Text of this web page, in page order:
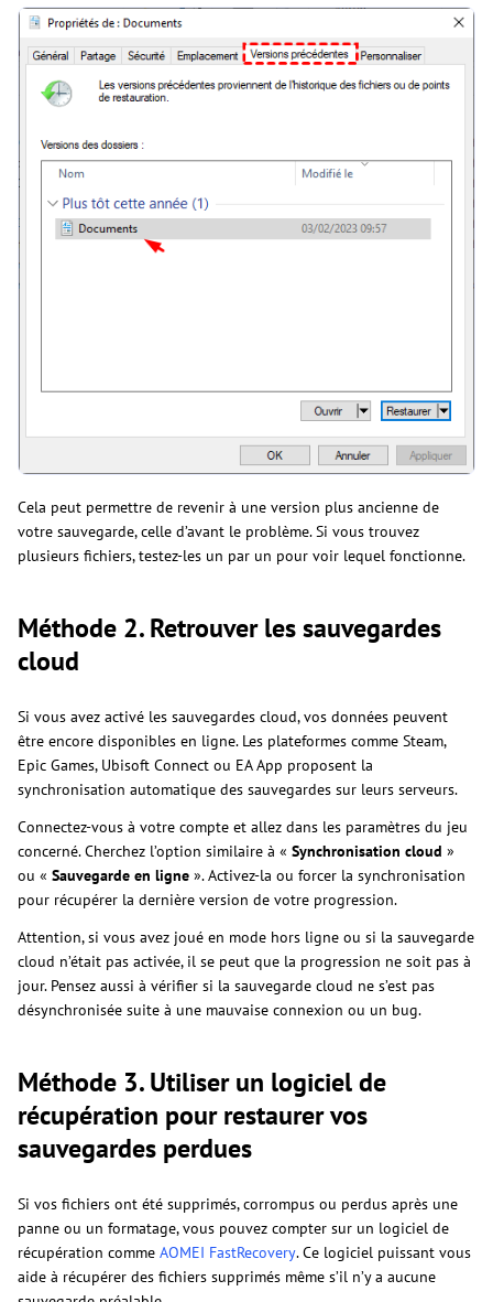
Cela peut permettre de revenir à une version plus ancienne de
votre sauvegarde, celle d’avant le problème. Si vous trouvez
plusieurs fichiers, testez-les un par un pour voir lequel fonctionne.
Méthode 2. Retrouver les sauvegardes
cloud
Si vous avez activé les sauvegardes cloud, vos données peuvent
être encore disponibles en ligne. Les plateformes comme Steam,
Epic Games, Ubisoft Connect ou EA App proposent la
synchronisation automatique des sauvegardes sur leurs serveurs.
Connectez-vous à votre compte et allez dans les paramètres du jeu
concerné. Cherchez l’option similaire à « Synchronisation cloud »
ou « Sauvegarde en ligne ». Activez-la ou forcer la synchronisation
pour récupérer la dernière version de votre progression.
Attention, si vous avez joué en mode hors ligne ou si la sauvegarde
cloud n’était pas activée, il se peut que la progression ne soit pas à
jour. Pensez aussi à vérifier si la sauvegarde cloud ne s’est pas
désynchronisée suite à une mauvaise connexion ou un bug.
Méthode 3. Utiliser un logiciel de
récupération pour restaurer vos
sauvegardes perdues
Si vos fichiers ont été supprimés, corrompus ou perdus après une
panne ou un formatage, vous pouvez compter sur un logiciel de
récupération comme AOMEI FastRecovery. Ce logiciel puissant vous
aide à récupérer des fichiers supprimés même s’il n’y a aucune